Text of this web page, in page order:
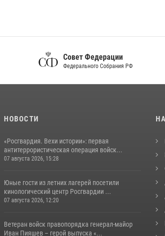
Совет Федерации
Федерального Собрания РФ
НОВОСТИ
«Росгвардия. Вехи истории»: первая
антитеррористическая операция войск...
07 августа 2026, 15:28
Юные гости из летних лагерей посетили
кинологический центр Росгвардии ...
07 августа 2026, 12:20
Ветеран войск правопорядка генерал-майор
Иван Пияшев – герой выпуска «...